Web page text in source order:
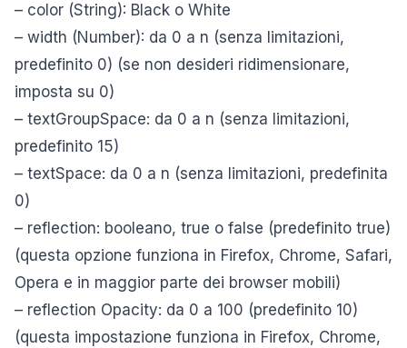
– color (String): Black o White
– width (Number): da 0 a n (senza limitazioni,
predefinito 0) (se non desideri ridimensionare,
imposta su 0)
– textGroupSpace: da 0 a n (senza limitazioni,
predefinito 15)
– textSpace: da 0 a n (senza limitazioni, predefinita
0)
– reflection: booleano, true o false (predefinito true)
(questa opzione funziona in Firefox, Chrome, Safari,
Opera e in maggior parte dei browser mobili)
– reflection Opacity: da 0 a 100 (predefinito 10)
(questa impostazione funziona in Firefox, Chrome,